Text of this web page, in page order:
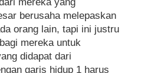
berusaha melepaskan
orang lain, tapi ini justru
mereka untuk
didapat dari
garis hidup 1 harus